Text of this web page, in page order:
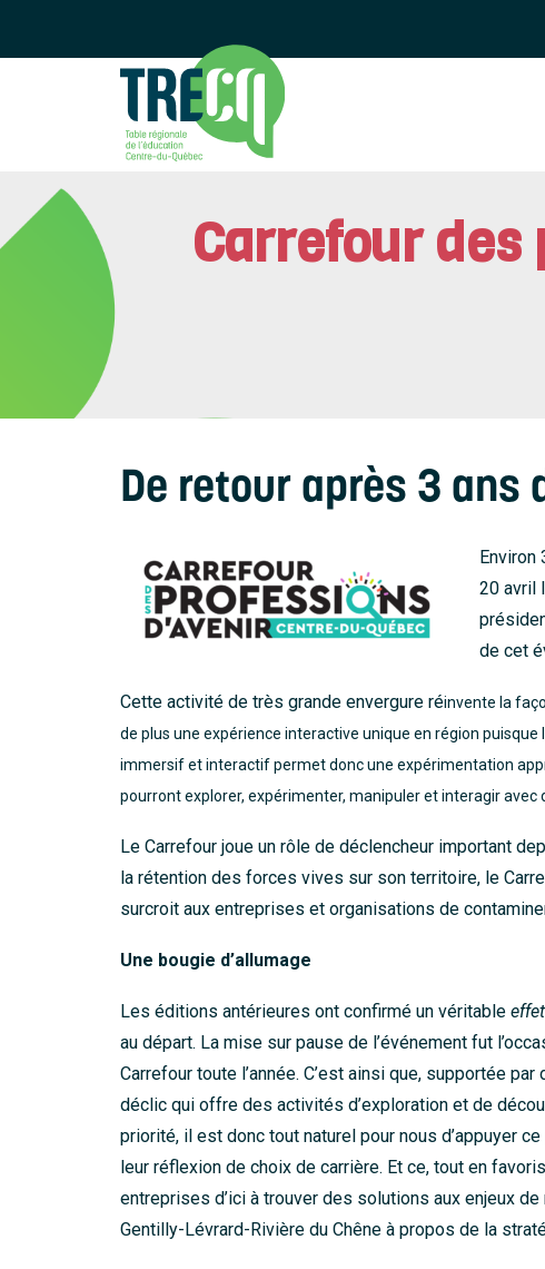
Carrefour
De retour après 3 ans
Environ
20 avril
de cet
Cette activité de très grande envergure réinvente la
de plus une expérience interactive unique en région
immersif et interactif permet donc une expérimentation
pourront explorer, expérimenter, manipuler et interagir
Le Carrefour joue un rôle de déclencheur important
la rétention des forces vives sur son territoire, le
surcroit aux entreprises et organisations de
Une bougie d’allumage
Les éditions antérieures ont confirmé un véritable
au départ. La mise sur pause de l’événement fut
Carrefour toute l’année. C’est ainsi que, supportée
déclic qui offre des activités d’exploration et de
priorité, il est donc tout naturel pour nous d’appuyer
leur réflexion de choix de carrière. Et ce, tout en
entreprises d’ici à trouver des solutions aux enjeux
Gentilly-Lévrard-Rivière du Chêne à propos de la